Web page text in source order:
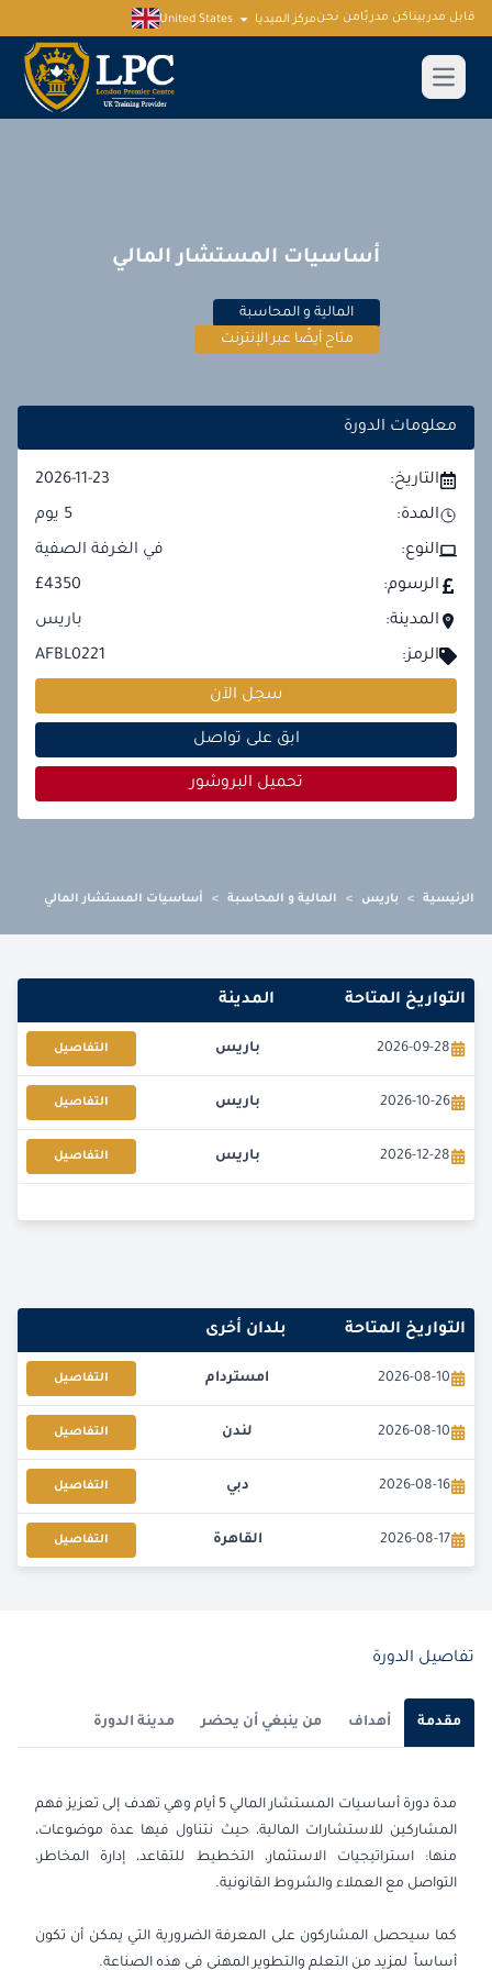
قابل مدربيناكن مدربًامن نحنمركز الميديا United States
أساسيات المستشار المالي
المالية و المحاسبة
متاح أيضًا عبر الإنترنت
معلومات الدورة
التاريخ:
2026-11-23
المدة:
5 يوم
النوع:
في الغرفة الصفية
الرسوم:
£4350
المدينة:
باريس
الرمز:
AFBL0221
سجل الآن
ابق على تواصل
تحميل البروشور
الرئيسية > باريس > المالية و المحاسبة > أساسيات المستشار المالي
التواريخ المتاحة المدينة
2026-09-28 باريس التفاصيل
2026-10-26 باريس التفاصيل
2026-12-28 باريس التفاصيل
التواريخ المتاحة بلدان أخرى
2026-08-10 امستردام التفاصيل
2026-08-10 لندن التفاصيل
2026-08-16 دبي التفاصيل
2026-08-17 القاهرة التفاصيل
2026-08-31
2026-09-07
2026-09-13 دبي التفاصيل
2026-09-14 كوالا لامبور التفاصيل
تفاصيل الدورة
مقدمة أهداف من ينبغي أن يحضر مدينة الدورة
مدة دورة أساسيات المستشار المالي 5 أيام وهي تهدف إلى تعزيز فهم
المشاركين للاستشارات المالية، حيث نتناول فيها عدة موضوعات،
منها: استراتيجيات الاستثمار، التخطيط للتقاعد، إدارة المخاطر،
التواصل مع العملاء والشروط القانونية.
كما سيحصل المشاركون على المعرفة الضرورية التي يمكن أن تكون
أساساً لمزيد من التعلم والتطوير المهني في هذه الصناعة.